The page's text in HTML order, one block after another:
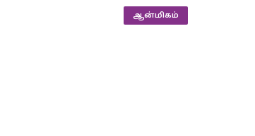
ஆன்மிகம்